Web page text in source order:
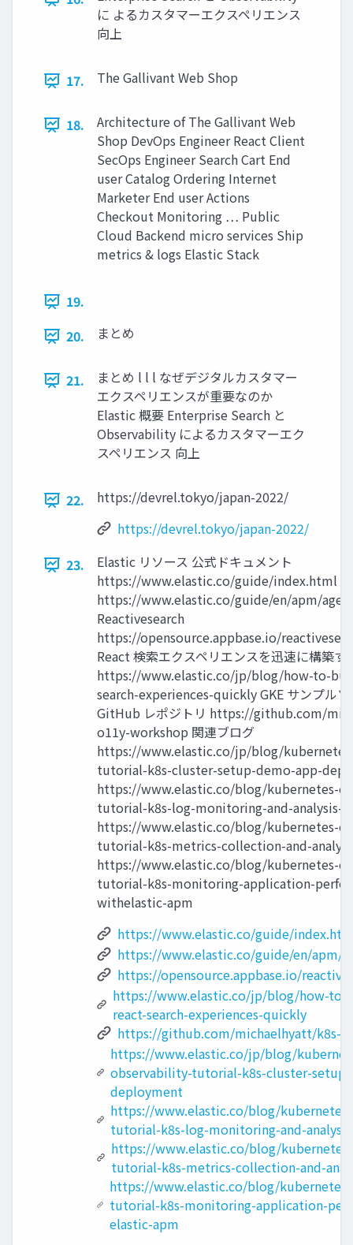
に よるカスタマーエクスペリエンス
向上
17. The Gallivant Web Shop
18.
Architecture of The Gallivant Web
Shop DevOps Engineer React Client
SecOps Engineer Search Cart End
user Catalog Ordering Internet
Marketer End user Actions
Checkout Monitoring … Public
Cloud Backend micro services Ship
metrics & logs Elastic Stack
19.
20.
まとめ
21.
まとめ l l l なぜデジタルカスタマー
エクスペリエンスが重要なのか
Elastic 概要 Enterprise Search と
Observability によるカスタマーエク
スペリエンス 向上
22.
https://devrel.tokyo/japan-2022/
https://devrel.tokyo/japan-2022/
23.
Elastic リソース 公式ドキュメント
https://www.elastic.co/guide/index.html
https://www.elastic.co/guide/en/apm/
Reactivesearch
https://opensource.appbase.io/
React 検索エクスペリエンスを迅速に構築す
https://www.elastic.co/jp/blog/how-to-
search-experiences-quickly GKE サンプル
GitHub レポジトリ https://github.com/
o11y-workshop 関連ブログ
https://www.elastic.co/jp/blog/
tutorial-k8s-cluster-setup-demo-app-
https://www.elastic.co/blog/kubernetes-
tutorial-k8s-log-monitoring-and-analysis-
https://www.elastic.co/blog/kubernetes-
tutorial-k8s-metrics-collection-and-
https://www.elastic.co/blog/kubernetes-
tutorial-k8s-monitoring-application-
withelastic-apm
https://www.elastic.co/guide/
https://www.elastic.co/guide/en/apm/
https://opensource.appbase.io/
https://www.elastic.co/jp/blog/how-to-
react-search-experiences-quickly
https://github.com/michaelhyatt/k8s-
https://www.elastic.co/jp/blog/
observability-tutorial-k8s-cluster-
deployment
https://www.elastic.co/blog/
tutorial-k8s-log-monitoring-and-
https://www.elastic.co/blog/
tutorial-k8s-metrics-collection-and-
https://www.elastic.co/blog/
tutorial-k8s-monitoring-application-
elastic-apm